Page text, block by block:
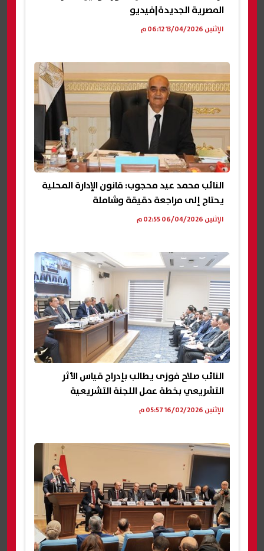
المصرية الجديدة|فيديو
الإثنين 13/04/2026 06:12 م
النائب محمد عيد محجوب: قانون الإدارة المحلية
يحتاج إلى مراجعة دقيقة وشاملة
الإثنين 06/04/2026 02:55 م
النائب صلاح فوزى يطالب بإدراج قياس الأثر
التشريعي بخطة عمل اللجنة التشريعية
الإثنين 16/02/2026 05:57 م